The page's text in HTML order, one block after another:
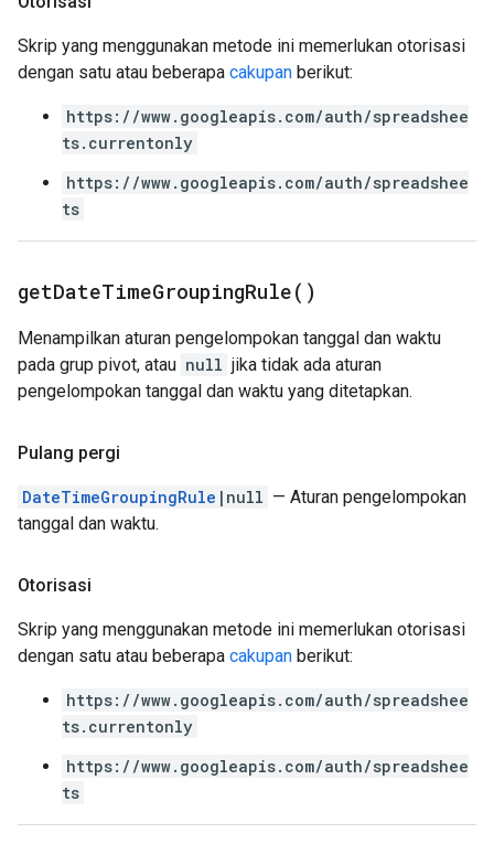
Skrip yang menggunakan metode ini memerlukan otorisasi
dengan satu atau beberapa cakupan berikut:
https://www.googleapis.com/auth/spreadshee
ts.currentonly
https://www.googleapis.com/auth/spreadshee
ts
getDateTimeGroupingRule( )
Menampilkan aturan pengelompokan tanggal dan waktu
pada grup pivot, atau null jika tidak ada aturan
pengelompokan tanggal dan waktu yang ditetapkan.
Pulang pergi
DateTimeGroupingRule |null — Aturan pengelompokan
tanggal dan waktu.
Otorisasi
Skrip yang menggunakan metode ini memerlukan otorisasi
dengan satu atau beberapa cakupan berikut:
https://www.googleapis.com/auth/spreadshee
ts.currentonly
https://www.googleapis.com/auth/spreadshee
ts